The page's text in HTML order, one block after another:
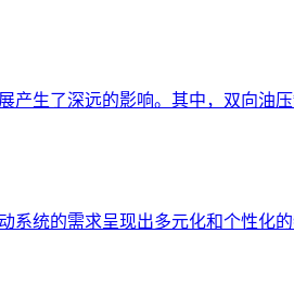
生了深远的影响。其中，双向油
统的需求呈现出多元化和个性化